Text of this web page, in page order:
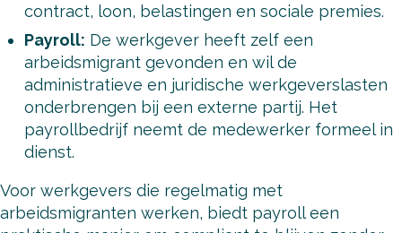
contract, loon, belastingen en sociale premies.
Payroll: De werkgever heeft zelf een
arbeidsmigrant gevonden en wil de
administratieve en juridische werkgeverslasten
onderbrengen bij een externe partij. Het
payrollbedrijf neemt de medewerker formeel in
dienst.
Voor werkgevers die regelmatig met
arbeidsmigranten werken, biedt payroll een